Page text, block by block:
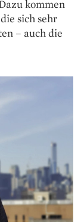
kommen
sich sehr
– auch die